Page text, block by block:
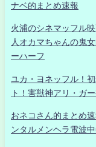
ナベ的まとめ速報
火浦のシネマッフル
人オカマちゃんの鬼
ーハーフ
ユカ・ヨネッフル！
ト！害獣神アリ・ガ
おネコさん的まとめ
ンタルメンヘラ電波